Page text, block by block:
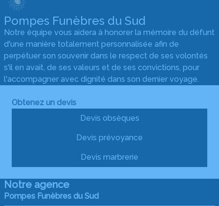
Pompes Funèbres du Sud
Notre équipe vous aidera à honorer la mémoire du défunt
d'une manière totalement personnalisée afin de
perpétuer son souvenir dans le respect de ses volontés
s'il en avait, de ses valeurs et de ses convictions, pour
l'accompagner avec dignité dans son dernier voyage.
Obtenez un devis
Devis obsèques
Devis prévoyance
Devis marbrerie
Notre agence
Pompes Funèbres du Sud